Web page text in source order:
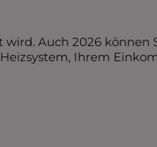
Auch 2026 können
Ihrem